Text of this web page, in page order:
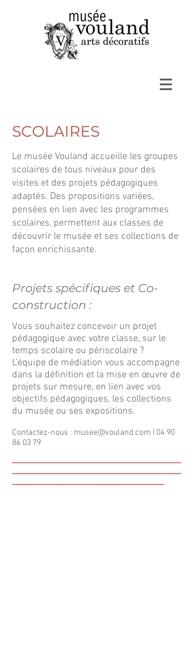
SCOLAIRES
Le musée Vouland accueille les groupes
scolaires de tous niveaux pour des
visites et des projets pédagogiques
adaptés. Des propositions variées,
pensées en lien avec les programmes
scolaires, permettent aux classes de
découvrir le musée et ses collections de
façon enrichissante.
Projets spécifiques et Co-
construction :
Vous souhaitez concevoir un projet
pédagogique avec votre classe, sur le
temps scolaire ou périscolaire ?
L’équipe de médiation vous accompagne
dans la définition et la mise en œuvre de
projets sur mesure, en lien avec vos
objectifs pédagogiques, les collections
du musée ou ses expositions.
Contactez-nous : musee@vouland.com I 04 90
86 03 79
________________________________________
________________________________________
____________________________________